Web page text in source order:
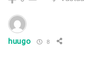
huugo 8